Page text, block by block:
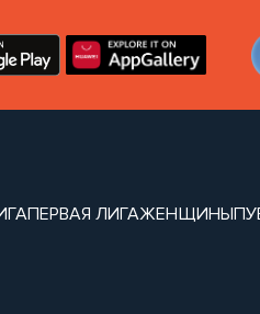
ПЕРВАЯ ЛИГАЖЕНЩИНЫ